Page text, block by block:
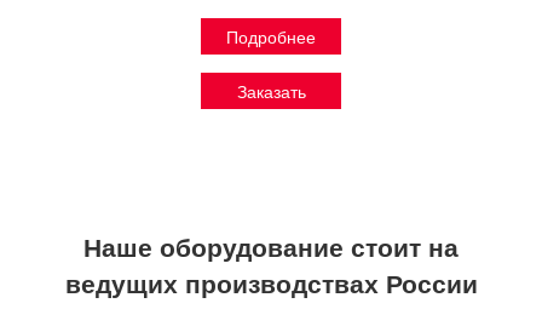
Подробнее
Заказать
Наше оборудование стоит на
ведущих производствах России